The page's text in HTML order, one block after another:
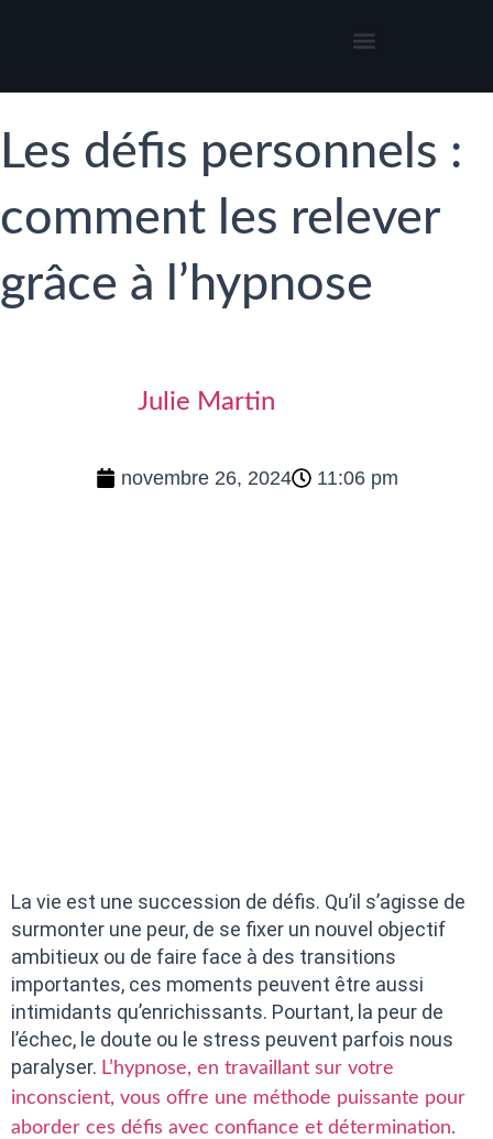
Les défis personnels :
comment les relever
grâce à l’hypnose
Julie Martin
novembre 26, 2024 11:06 pm
La vie est une succession de défis. Qu’il s’agisse de
surmonter une peur, de se fixer un nouvel objectif
ambitieux ou de faire face à des transitions
importantes, ces moments peuvent être aussi
intimidants qu’enrichissants. Pourtant, la peur de
l’échec, le doute ou le stress peuvent parfois nous
paralyser. L’hypnose, en travaillant sur votre
inconscient, vous offre une méthode puissante pour
aborder ces défis avec confiance et détermination.